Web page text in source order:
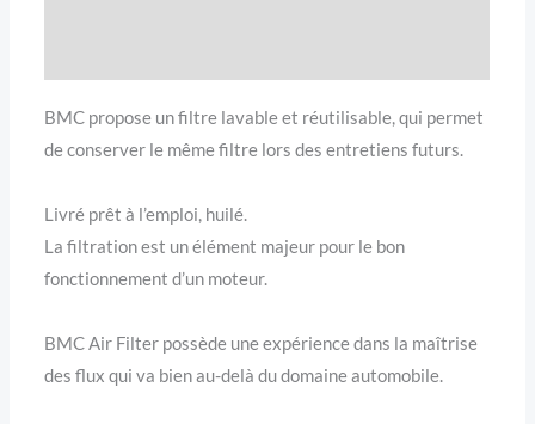
BMC propose un filtre lavable et réutilisable, qui permet
de conserver le même filtre lors des entretiens futurs.
Livré prêt à l’emploi, huilé.
La filtration est un élément majeur pour le bon
fonctionnement d’un moteur.
BMC Air Filter possède une expérience dans la maîtrise
des flux qui va bien au-delà du domaine automobile.